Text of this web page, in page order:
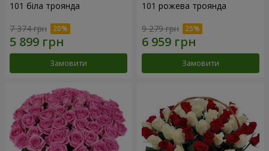
101 біла троянда
7 374 грн
Замовити
101 рожева троянда
9 279 грн
Замовити